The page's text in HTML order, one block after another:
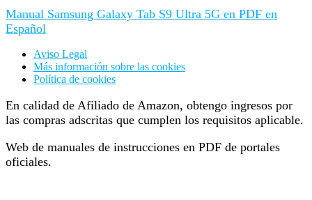
Manual Samsung Galaxy Tab S9 Ultra 5G en PDF en
Español
Aviso Legal
Más información sobre las cookies
Política de cookies
En calidad de Afiliado de Amazon, obtengo ingresos por
las compras adscritas que cumplen los requisitos aplicable.
Web de manuales de instrucciones en PDF de portales
oficiales.